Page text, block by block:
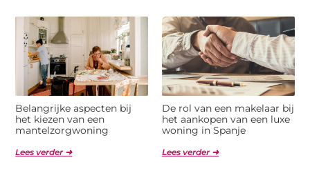
Belangrijke aspecten bij
het kiezen van een
mantelzorgwoning
Lees verder ➜
De rol van een makelaar bij
het aankopen van een luxe
woning in Spanje
Lees verder ➜